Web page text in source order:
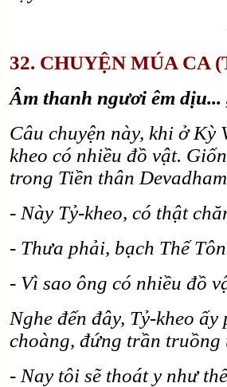
32. CHUYỆN MÚA CA
Âm thanh ngươi êm dịu...
Câu chuyện này, khi ở Kỳ
kheo có nhiều đồ vật.
trong Tiền thân
- Này Tỷ-kheo, có thật
- Thưa phải, bạch Thế
- Vì sao ông có nhiều đồ
Nghe đến đây, Tỷ-kheo
choàng, đứng trần
- Nay tôi sẽ thoát y như